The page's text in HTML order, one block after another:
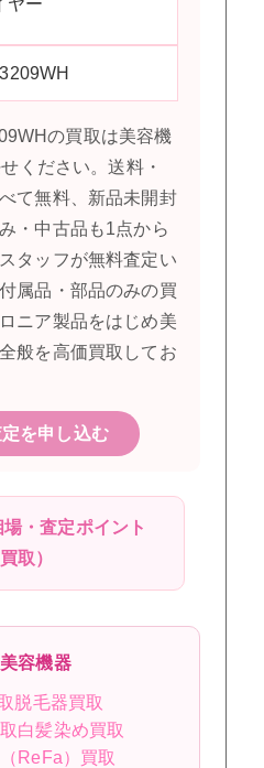
の買取は美容機
ください。送料・
て無料、新品未開封
・中古品も1点から
タッフが無料査定い
属品・部品のみの買
ニア製品をはじめ美
般を高価買取してお
を申し込む
・査定ポイント
取）
容機器
脱毛器買取
白髪染め買取
ReFa）買取